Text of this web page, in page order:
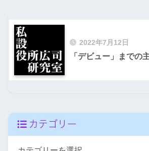
2022年7月12日
「デビュー」までの
カテゴリー